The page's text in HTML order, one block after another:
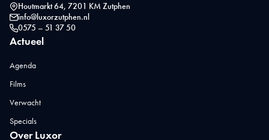
Houtmarkt 64, 7201 KM Zutphen
info@luxorzutphen.nl
0575 – 51 37 50
Actueel
Agenda
Films
Verwacht
Specials
Over Luxor